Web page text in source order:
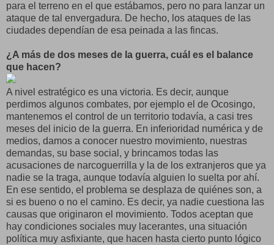
para el terreno en el que estábamos, pero no para lanzar un
ataque de tal envergadura. De hecho, los ataques de las
ciudades dependían de esa peinada a las fincas.
¿A más de dos meses de la guerra, cuál es el balance
que hacen?
A nivel estratégico es una victoria. Es decir, aunque
perdimos algunos combates, por ejemplo el de Ocosingo,
mantenemos el control de un territorio todavía, a casi tres
meses del inicio de la guerra. En inferioridad numérica y de
medios, damos a conocer nuestro movimiento, nuestras
demandas, su base social, y brincamos todas las
acusaciones de narcoguerrilla y la de los extranjeros que ya
nadie se la traga, aunque todavía alguien lo suelta por ahí.
En ese sentido, el problema se desplaza de quiénes son, a
si es bueno o no el camino. Es decir, ya nadie cuestiona las
causas que originaron el movimiento. Todos aceptan que
hay condiciones sociales muy lacerantes, una situación
política muy asfixiante, que hacen hasta cierto punto lógico